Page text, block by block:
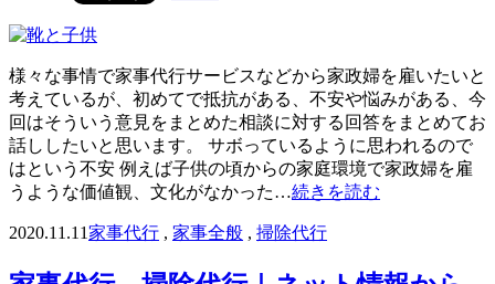
様々な事情で家事代行サービスなどから家政婦を雇いたいと
考えているが、初めてで抵抗がある、不安や悩みがある、今
回はそういう意見をまとめた相談に対する回答をまとめてお
話ししたいと思います。 サボっているように思われるので
はという不安 例えば子供の頃からの家庭環境で家政婦を雇
うような価値観、文化がなかった…続きを読む
2020.11.11家事代行 , 家事全般 , 掃除代行